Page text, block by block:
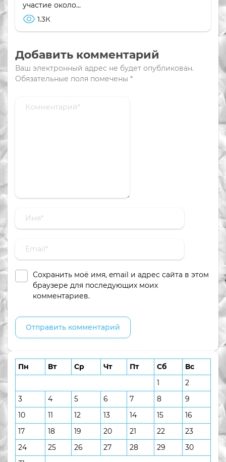
участие около...
1.3К
Добавить комментарий
Ваш электронный адрес не будет опубликован.
Обязательные поля помечены *
Сохранить моё имя, email и адрес сайта в этом
браузере для последующих моих
комментариев.
Пн Вт Ср Чт Пт Сб
Вс
1
2
3
4 5 6 7 8
9
10
11 12 13 14 15
16
17
18 19 20 21 22
23
24
25 26 27 28 29
30